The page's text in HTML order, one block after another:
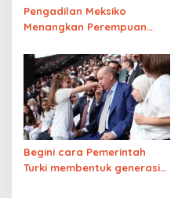
Pengadilan Meksiko
Menangkan Perempuan
di Foto Paspor
Begini cara Pemerintah
Turki membentuk generasi